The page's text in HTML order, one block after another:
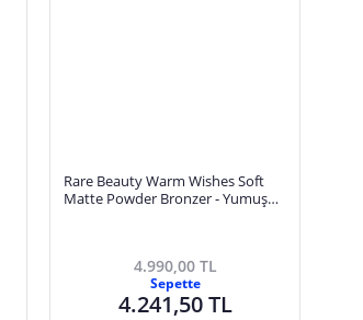
Rare Beauty Warm Wishes Soft
Matte Powder Bronzer - Yumuşak
4.990,00 TL
Sepette
4.241,50 TL